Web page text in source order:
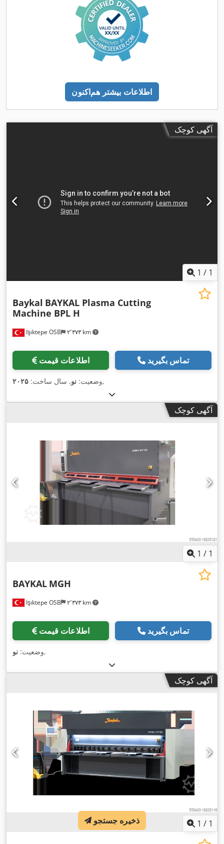
اطلاعات بیشتر هم‌اکنون
آگهی کوچک
1 / 1
Işıktepe OSB ۲٬۳۷۳ km
Baykal BAYKAL Plasma Cutting
Machine BPL H
اطلاعات قیمت تماس بگیرید
وضعیت: نو, سال ساخت: ۲۰۲۵ ,
آگهی کوچک
1 / 1
Işıktepe OSB ۲٬۳۷۳ km
BAYKAL MGH
اطلاعات قیمت تماس بگیرید
وضعیت: نو ,
آگهی کوچک
1 / 1 ذخیره جستجو